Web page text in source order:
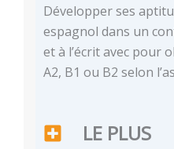
Développer ses
espagnol dans un
et à l’écrit avec pour
A2, B1 ou B2 selon
LE PLUS